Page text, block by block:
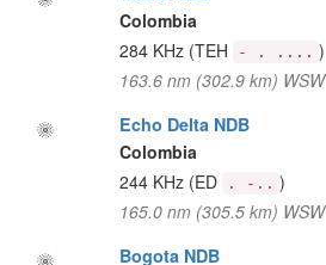
Colombia
284 KHz (TEH - . .... )
163.6 nm (302.9 km) WSW
Echo Delta NDB
Colombia
244 KHz (ED . -.. )
165.0 nm (305.5 km) WSW
Bogota NDB